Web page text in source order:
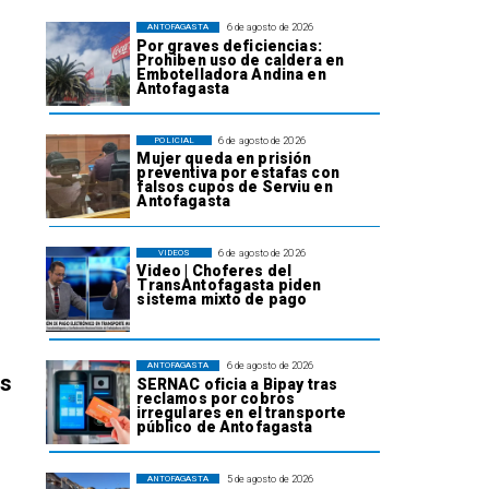
6 de agosto de 2026
Por graves deficiencias:
Prohiben uso de caldera en
Embotelladora Andina en
Antofagasta
ANTOFAGASTA
6 de agosto de 2026
Mujer queda en prisión
preventiva por estafas con
falsos cupos de Serviu en
Antofagasta
POLICIAL
6 de agosto de 2026
Video | Choferes del
TransAntofagasta piden
sistema mixto de pago
VIDEOS
6 de agosto de 2026
SERNAC oficia a Bipay tras
reclamos por cobros
irregulares en el transporte
público de Antofagasta
ANTOFAGASTA
5 de agosto de 2026
ANTOFAGASTA